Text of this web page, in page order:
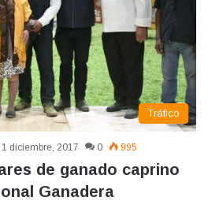
Tráfico
1 diciembre, 2017 0 995
de ganado caprino
Ganadera